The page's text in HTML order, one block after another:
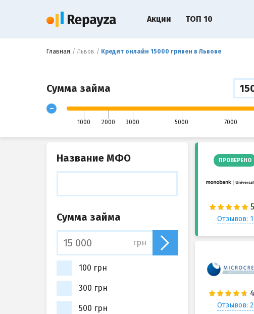
Главная Львов Кредит онлайн 15000 гривен в Львове
Сумма займа
-
1000 2000 3000 5000 7000
ПРОВЕРЕНО
Отзывов: 1
Отзывов: 2
Название МФО
Сумма займа
грн
100 грн
300 грн
500 грн
Акции ТОП 10